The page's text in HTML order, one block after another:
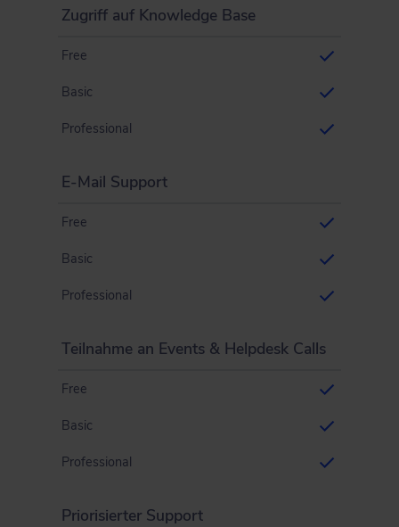
Zugriff auf Knowledge Base
Free
Basic
Professional
E-Mail Support
Free
Basic
Professional
Teilnahme an Events & Helpdesk Calls
Free
Basic
Professional
Priorisierter Support